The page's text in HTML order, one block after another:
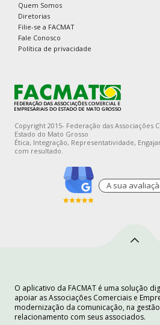
Quem Somos
Diretorias
Filie-se a FACMAT
Fale Conosco
Política de privacidade
Copyright 2015- Federação das Associações
Estado do Mato Grosso
Ética, Integração, Representatividade,
com resultado.
A sua
O aplicativo da FACMAT é uma solução
apoiar as Associações Comerciais e
modernização da comunicação, na
relacionamento com seus associados.